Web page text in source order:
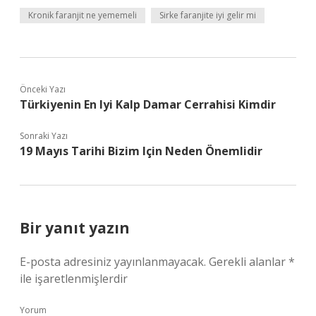
Kronik faranjit ne yememeli Sirke faranjite iyi gelir mi
Önceki Yazı
Türkiyenin En Iyi Kalp Damar Cerrahisi Kimdir
Sonraki Yazı
19 Mayıs Tarihi Bizim Için Neden Önemlidir
Bir yanıt yazın
E-posta adresiniz yayınlanmayacak. Gerekli alanlar*
ile işaretlenmişlerdir
Yorum